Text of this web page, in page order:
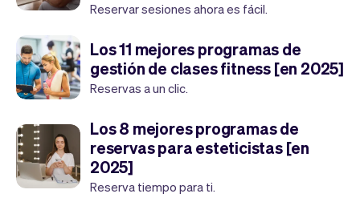
Reservar sesiones ahora es fácil.
Los 11 mejores programas de
gestión de clases fitness [en 2025]
Reservas a un clic.
Los 8 mejores programas de
reservas para esteticistas [en
2025]
Reserva tiempo para ti.